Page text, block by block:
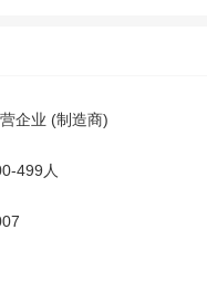
企业 (制造商)
499人